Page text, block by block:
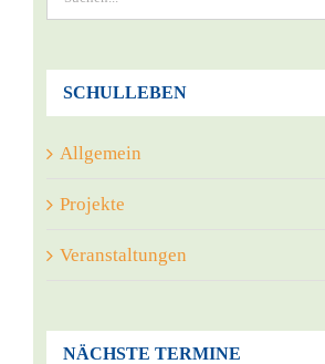
nach:
SCHULLEBEN
Allgemein
Projekte
Veranstaltungen
NÄCHSTE TERMINE